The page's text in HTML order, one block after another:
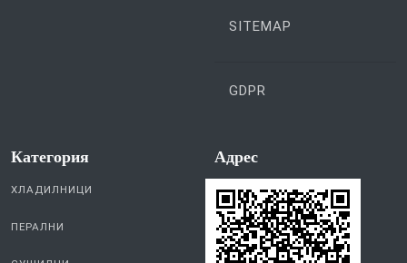
SITEMAP
GDPR
Категория
ХЛАДИЛНИЦИ
ПЕРАЛНИ
Aдрес